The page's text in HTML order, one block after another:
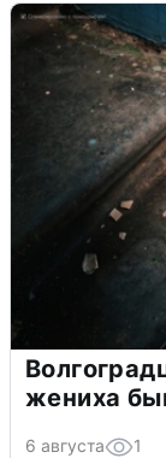
жениха
6 августа 1